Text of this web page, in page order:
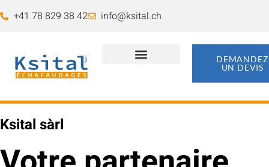
principal
+41 78 829 38 42 info@ksital.ch
DEMANDEZ
UN DEVIS
Ksital sàrl